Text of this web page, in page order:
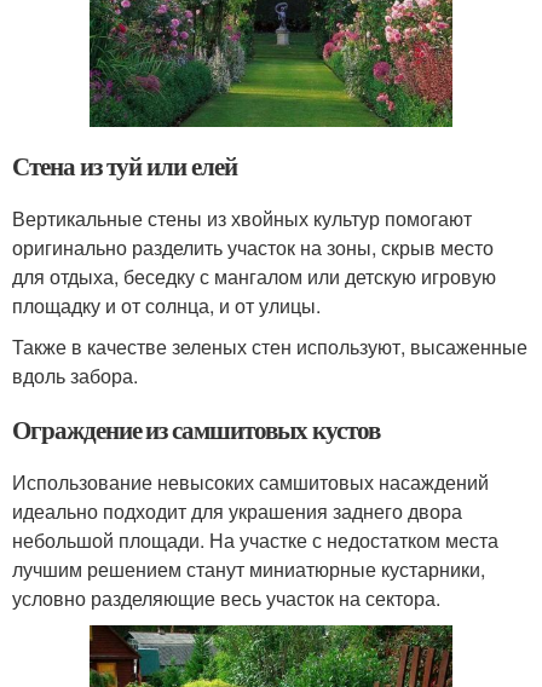
Стена из туй или елей
Вертикальные стены из хвойных культур помогают
оригинально разделить участок на зоны, скрыв место
для отдыха, беседку с мангалом или детскую игровую
площадку и от солнца, и от улицы.
Также в качестве зеленых стен используют, высаженные
вдоль забора.
Ограждение из самшитовых кустов
Использование невысоких самшитовых насаждений
идеально подходит для украшения заднего двора
небольшой площади. На участке с недостатком места
лучшим решением станут миниатюрные кустарники,
условно разделяющие весь участок на сектора.